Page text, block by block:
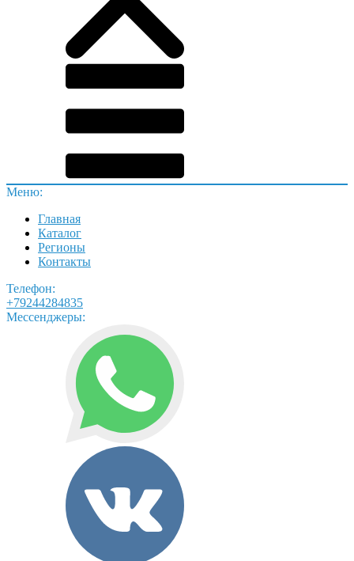
Меню:
Главная
Каталог
Регионы
Контакты
Телефон:
+79244284835
Мессенджеры: